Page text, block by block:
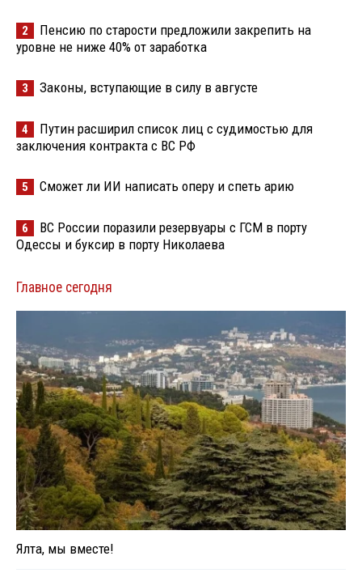
2
Пенсию по старости предложили закрепить на
уровне не ниже 40% от заработка
3 Законы, вступающие в силу в августе
4
Путин расширил список лиц с судимостью для
заключения контракта с ВС РФ
5 Сможет ли ИИ написать оперу и спеть арию
6
ВС России поразили резервуары с ГСМ в порту
Одессы и буксир в порту Николаева
Главное сегодня
Ялта, мы вместе!